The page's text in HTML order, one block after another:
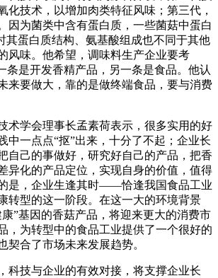
化技术，以增加肉类特征风味；第三代，
因为菌类中含有蛋白质，一些菌菇中蛋白
其蛋白质结构、氨基酸组成也不同于其他
风味。他希望，调味料生产企业要考
条是开发香精产品，另一条是食品。他认
来要做大，靠的是做终端食品，要与消费
学会理事长孟素荷表示，很多实用的好
中一点点“抠”出来，十分了不起；企业长
自己的事做好，研究好自己的产品，把香
异化的产品定位，实现自身的价值，值得
是，企业生逢其时——恰逢我国食品工业
转型的这一阶段。在这一大的环境背景
”基因的香菇产品，将迎来更大的消费市
，为转型中的食品工业提供了一个很好的
契合了市场未来发展趋势。
技与企业的有效对接，将支撑企业长